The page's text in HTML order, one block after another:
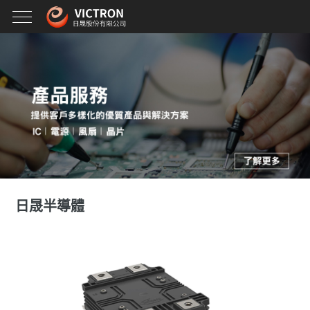
日晟半導體